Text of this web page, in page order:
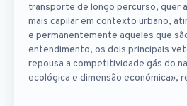
transporte de longo percurso, quer
mais capilar em contexto urbano,
e permanentemente aqueles que
entendimento, os dois principais
repousa a competitividade gás do
ecológica e dimensão económica»,